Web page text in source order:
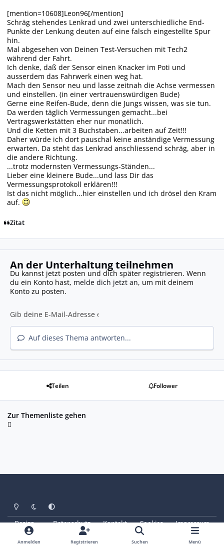
[mention=10608]Leon96[/mention]
Schräg stehendes Lenkrad und zwei unterschiedliche End-
Punkte der Lenkung deuten auf eine falsch eingestellte Spur
hin.
Mal abgesehen von Deinen Test-Versuchen mit Tech2
während der Fahrt.
Ich denke, daß der Sensor einen Knacker im Poti und
ausserdem das Fahrwerk einen weg hat.
Mach den Sensor neu und lasse zeitnah die Achse vermessen
und einstellen. (in einer vertrauenswürdigen Bude)
Gerne eine Reifen-Bude, denn die Jungs wissen, was sie tun.
Da werden täglich Vermessungen gemacht...bei
Vertragswerkstätten eher nur monatlich.
Und die Ketten mit 3 Buchstaben...arbeiten auf Zeit!!!
Daher würde ich dort pauschal keine anständige Vermessung
erwarten. Da steht das Lenkrad anschliessend schräg, aber in
die andere Richtung.
...trotz modernsten Vermessungs-Ständen...
Lieber eine kleinere Bude...und lass Dir das
Vermessungsprotokoll erklären!!!
Ist das nicht möglich...hier einstellen und ich drösel den Kram
auf.
Zitat
An der Unterhaltung teilnehmen
Du kannst jetzt posten und dich später registrieren. Wenn
du ein Konto hast, melde dich jetzt an, um mit deinem
Konto zu posten.
Auf dieses Thema antworten...
Teilen Follower
Zur Themenliste gehen
Heller ModusDunkler Modus
Systemeinstellung
Design Datenschutz Kontakt Cookies
Impressum
© Copyright 2025 - SAABoteure e. V.
Powered by Invision Community
Anmelden Registrieren Suchen Menü